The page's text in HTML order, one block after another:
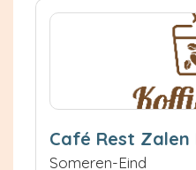
Café Rest
Someren-Eind